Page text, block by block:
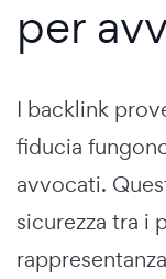
per
I backlink
fiducia
avvocati.
sicurezza tra i